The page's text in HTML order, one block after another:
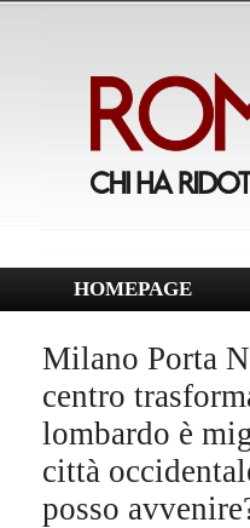
HOMEPAGE
Milano Porta
centro
lombardo è
città
posso